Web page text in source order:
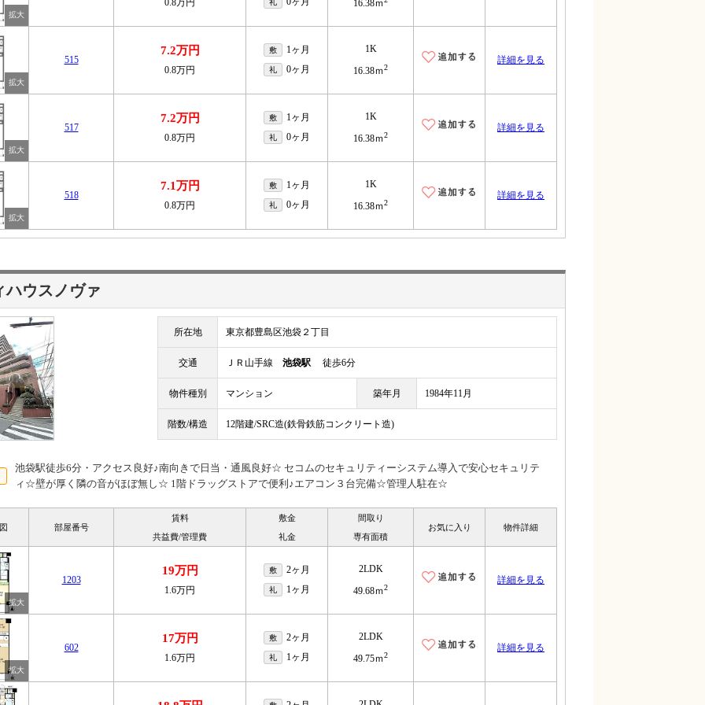
0.8万円 礼 16.38ｍ
515
7.2万円
0.8万円
敷 1ヶ月
礼 0ヶ月
1K
16.38ｍ2
詳細を見る
517
7.2万円
0.8万円
敷 1ヶ月
礼 0ヶ月
1K
16.38ｍ2
詳細を見る
518
7.1万円
0.8万円
敷 1ヶ月
礼 0ヶ月
1K
16.38ｍ2
詳細を見る
ハウスノヴァ
所在地 東京都豊島区池袋２丁目
交通 ＪＲ山手線 池袋駅 徒歩6分
物件種別 マンション 築年月 1984年11月
階数/構造 12階建/SRC造(鉄骨鉄筋コンクリート造)
池袋駅徒歩6分・アクセス良好♪南向きで日当・通風良好☆ セコムのセキュリティーシステム導入で安心セキュリテ
ィ☆壁が厚く隣の音がほぼ無し☆ 1階ドラッグストアで便利♪エアコン３台完備☆管理人駐在☆
部屋番号
賃料
共益費/管理費
敷金
礼金
間取り
専有面積
お気に入り 物件詳細
1203
19万円
1.6万円
敷 2ヶ月
礼 1ヶ月
2LDK
49.68ｍ2
詳細を見る
602
17万円
1.6万円
敷 2ヶ月
礼 1ヶ月
2LDK
49.75ｍ2
詳細を見る